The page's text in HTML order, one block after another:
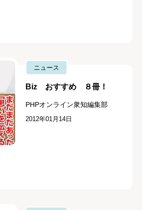
ニュース
Biz おすすめ ８冊！
PHPオンライン衆知編集部
2012年01月14日